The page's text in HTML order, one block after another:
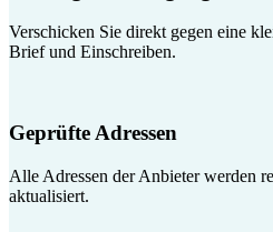
Verschicken Sie direkt gegen eine
Brief und Einschreiben.
Geprüfte Adressen
Alle Adressen der Anbieter werden
aktualisiert.